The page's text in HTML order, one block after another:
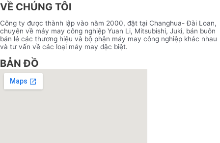
VỀ CHÚNG TÔI
Công ty được thành lập vào năm 2000, đặt tại Changhua- Đài Loan,
chuyên về máy may công nghiệp Yuan Li, Mitsubishi, Juki, bán buôn
bán lẻ các thương hiệu và bộ phận máy may công nghiệp khác nhau
và tư vấn về các loại máy may đặc biệt.
BẢN ĐỒ